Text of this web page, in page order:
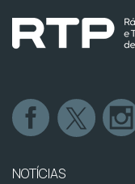
NOTÍCIAS